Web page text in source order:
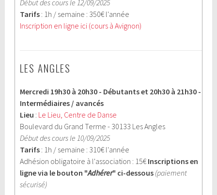
Début des cours le 12/09/2025
Tarifs : 1h / semaine : 350€ l'année
Inscription en ligne ici (cours à Avignon)
LES ANGLES
Mercredi 19h30 à 20h30 - Débutants et 20h30 à 21h30 -
Intermédiaires / avancés
Lieu : Le Lieu, Centre de Danse
Boulevard du Grand Terme - 30133 Les Angles
Début des cours le 10/09/2025
Tarifs : 1h / semaine : 310€ l'année
Adhésion obligatoire à l'association : 15€ Inscriptions en
ligne via le bouton "Adhérer" ci-dessous (paiement
sécurisé)